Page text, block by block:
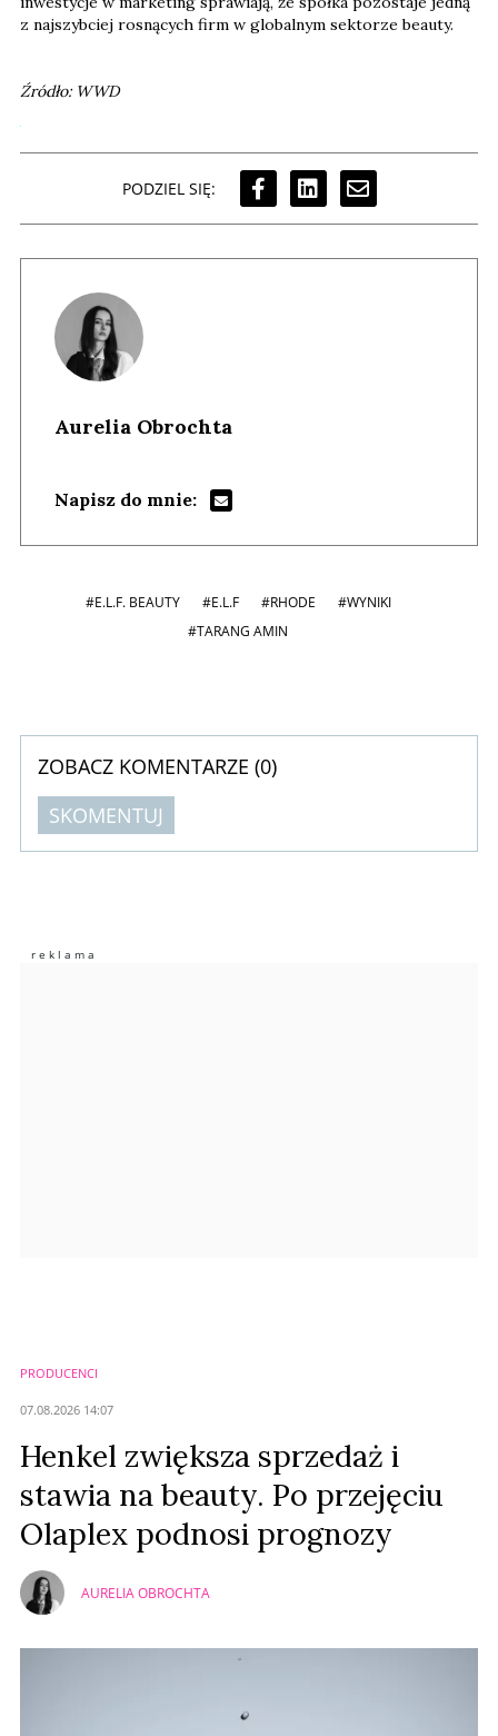
z najszybciej rosnących firm w globalnym sektorze beauty.
Źródło: WWD
PODZIEL SIĘ:
Aurelia Obrochta
Napisz do mnie:
#E.L.F. BEAUTY #E.L.F #RHODE
#WYNIKI
#TARANG AMIN
ZOBACZ KOMENTARZE (0)
SKOMENTUJ
Imię (Wymagane)
PRODUCENCI
07.08.2026 14:07
Henkel zwiększa sprzedaż i
stawia na beauty. Po przejęciu
Olaplex podnosi prognozy
AURELIA OBROCHTA